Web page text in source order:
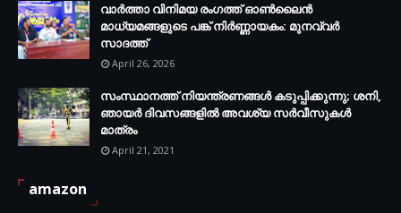
വാർത്താ വിനിമയ രംഗത്ത് ഓൺലൈൻ
മാധ്യമങ്ങളുടെ പങ്ക് നിർണ്ണായകം: മുനവ്വർ
സാദത്ത്
April 26, 2026
സംസ്ഥാനത്ത് നിയന്ത്രണങ്ങള്‍ കടുപ്പിക്കുന്നു; ശനി,
ഞായര്‍ ദിവസങ്ങളില്‍ അവശ്യ സര്‍വീസുകള്‍
മാത്രം
April 21, 2021
amazon